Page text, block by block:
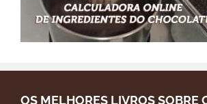
OS MELHORES LIVROS SOBRE